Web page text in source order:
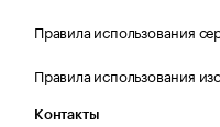
Правила использования
Правила использования
Контакты